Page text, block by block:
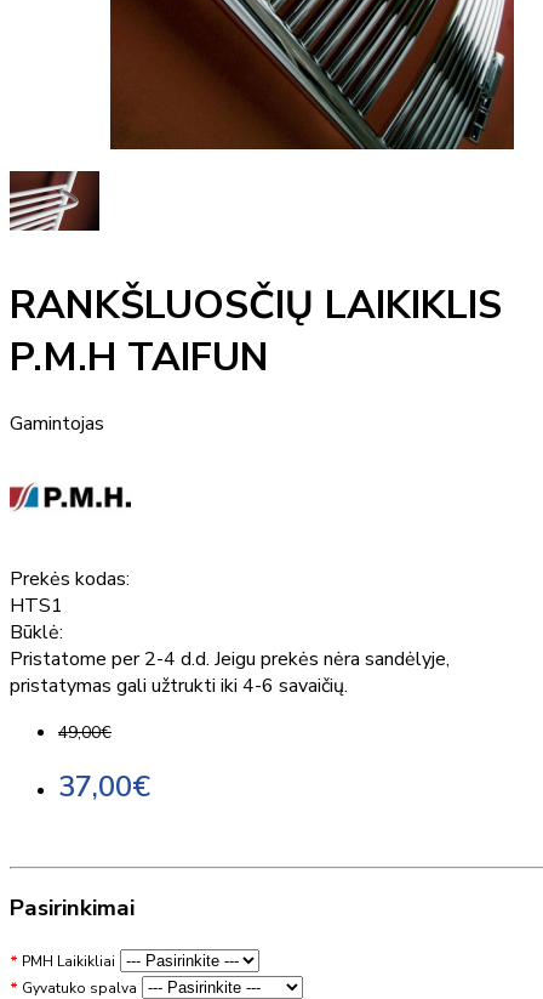
RANKŠLUOSČIŲ LAIKIKLIS
P.M.H TAIFUN
Gamintojas
Prekės kodas:
HTS1
Būklė:
Pristatome per 2-4 d.d. Jeigu prekės nėra sandėlyje,
pristatymas gali užtrukti iki 4-6 savaičių.
49,00€
37,00€
Pasirinkimai
PMH Laikikliai
Gyvatuko spalva